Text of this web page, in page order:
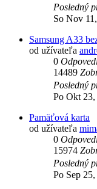
Posledný
So Nov
Samsung A33
od užívateľa
0
14489
Posledný
Po Okt
Pamäťová karta
od užívateľa
0
15974
Posledný
Po Sep